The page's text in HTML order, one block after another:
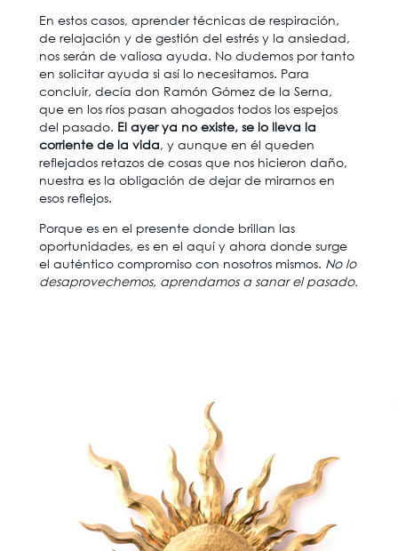
En estos casos, aprender técnicas de respiración,
de relajación y de gestión del estrés y la ansiedad,
nos serán de valiosa ayuda. No dudemos por tanto
en solicitar ayuda si así lo necesitamos. Para
concluir, decía don Ramón Gómez de la Serna,
que en los ríos pasan ahogados todos los espejos
del pasado. El ayer ya no existe, se lo lleva la
corriente de la vida, y aunque en él queden
reflejados retazos de cosas que nos hicieron daño,
nuestra es la obligación de dejar de mirarnos en
esos reflejos.
Porque es en el presente donde brillan las
oportunidades, es en el aquí y ahora donde surge
el auténtico compromiso con nosotros mismos. No lo
desaprovechemos, aprendamos a sanar el pasado.